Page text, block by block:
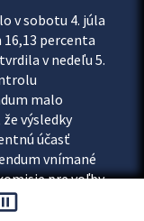
v sobotu 4. júla
percenta
v nedeľu 5.
malo
výsledky
účasť
vnímané
pre voľby